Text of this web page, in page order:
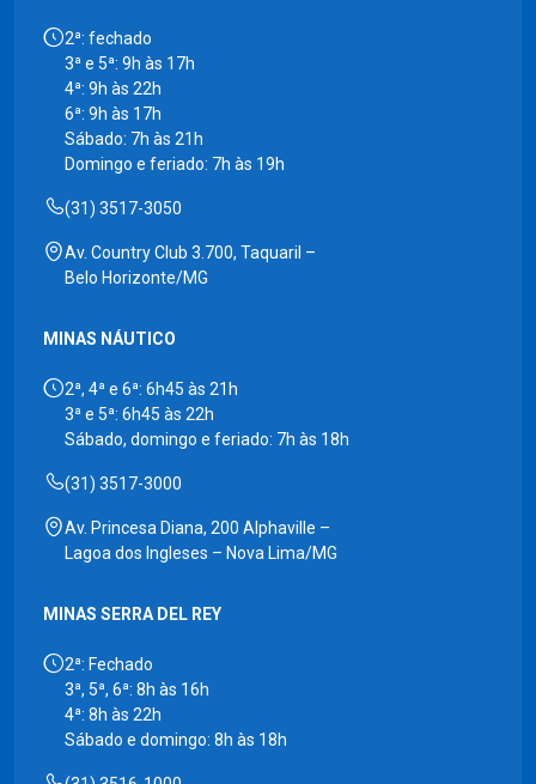
2ª: fechado
3ª e 5ª: 9h às 17h
4ª: 9h às 22h
6ª: 9h às 17h
Sábado: 7h às 21h
Domingo e feriado: 7h às 19h
(31) 3517-3050
Av. Country Club 3.700, Taquaril –
Belo Horizonte/MG
MINAS NÁUTICO
2ª, 4ª e 6ª: 6h45 às 21h
3ª e 5ª: 6h45 às 22h
Sábado, domingo e feriado: 7h às 18h
(31) 3517-3000
Av. Princesa Diana, 200 Alphaville –
Lagoa dos Ingleses – Nova Lima/MG
MINAS SERRA DEL REY
2ª: Fechado
3ª, 5ª, 6ª: 8h às 16h
4ª: 8h às 22h
Sábado e domingo: 8h às 18h